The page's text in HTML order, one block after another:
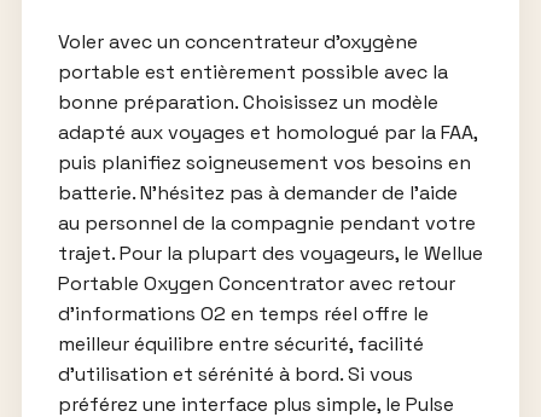
Voler avec un concentrateur d’oxygène
portable est entièrement possible avec la
bonne préparation. Choisissez un modèle
adapté aux voyages et homologué par la FAA,
puis planifiez soigneusement vos besoins en
batterie. N’hésitez pas à demander de l’aide
au personnel de la compagnie pendant votre
trajet. Pour la plupart des voyageurs, le Wellue
Portable Oxygen Concentrator avec retour
d’informations O2 en temps réel offre le
meilleur équilibre entre sécurité, facilité
d’utilisation et sérénité à bord. Si vous
préférez une interface plus simple, le Pulse